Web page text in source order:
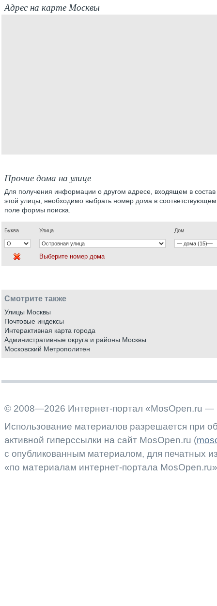
Адрес на карте Москвы
Прочие дома на улице
Для получения информации о другом адресе, входящем в состав
этой улицы, необходимо выбрать номер дома в соответствующем
поле формы поиска.
Буква Улица Дом
Выберите номер дома
Смотрите также
Улицы Москвы
Почтовые индексы
Интерактивная карта города
Административные округа и районы Москвы
Московский Метрополитен
© 2008—2026 Интернет-портал «MosOpen.ru —
Использование материалов разрешается при
активной гиперссылки на сайт MosOpen.ru (
с опубликованным материалом, для печатных
«по материалам интернет-портала